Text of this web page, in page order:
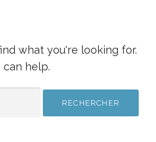
what you're looking for.
can help.